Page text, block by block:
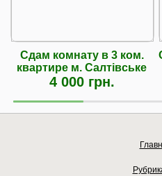
Сдам комнату в 3 ком.
квартире м. Салтiвське
4 000 грн.